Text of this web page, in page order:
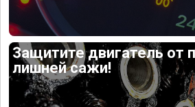
Защитите двигатель от
лишней сажи!